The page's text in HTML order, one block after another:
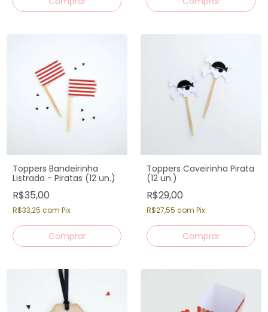
Toppers Bandeirinha
Listrada - Piratas (12 un.)
R$35,00
R$33,25 com Pix
Toppers Caveirinha Pirata
(12 un.)
R$29,00
R$27,55 com Pix